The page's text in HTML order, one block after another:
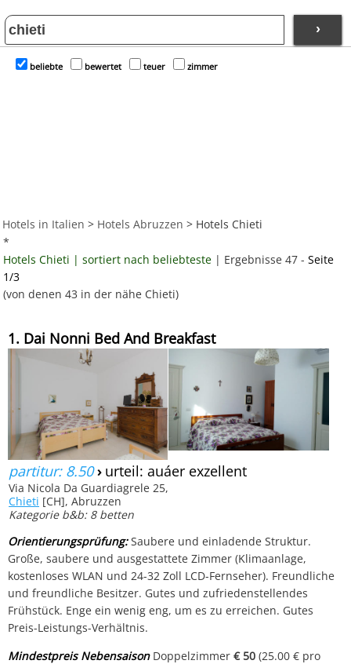
›
beliebte bewertet teuer zimmer
Hotels in Italien > Hotels Abruzzen > Hotels Chieti
*
Hotels Chieti | sortiert nach beliebteste | Ergebnisse 47 -Seite
1/3
(von denen 43 in der nähe Chieti)
1. Dai Nonni Bed And Breakfast
partitur: 8.50› urteil: auáer exzellent
Via Nicola Da Guardiagrele 25,
Chieti [CH], Abruzzen
Kategorie b&b: 8 betten
Orientierungsprüfung:Saubere und einladende Struktur.
Große, saubere und ausgestattete Zimmer (Klimaanlage,
kostenloses WLAN und 24-32 Zoll LCD-Fernseher). Freundliche
und freundliche Besitzer. Gutes und zufriedenstellendes
Frühstück. Enge ein wenig eng, um es zu erreichen. Gutes
Preis-Leistungs-Verhältnis.
Mindestpreis NebensaisonDoppelzimmer€ 50 (25.00 € pro